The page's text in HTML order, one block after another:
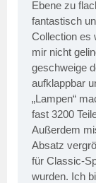
Ebene zu
fantastisch
Collection es
mir nicht
geschweige
aufklappbar
„Lampen“
fast 3200
Außerdem
Absatz
für Classic-
wurden. Ich